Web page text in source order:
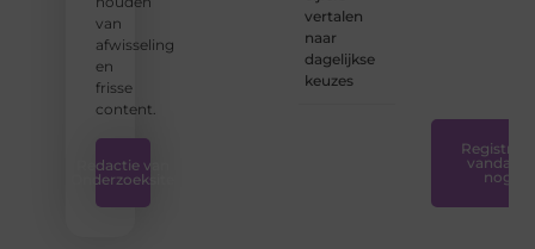
van
afwisseling
en
frisse
content.
Redactie van
Onderzoeksite
vertalen
naar
dagelijkse
keuzes
Registreer
vandaag
nog